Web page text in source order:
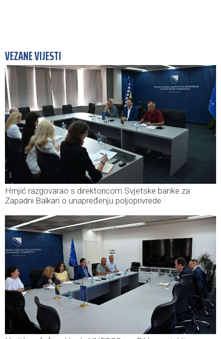
VEZANE VIJESTI
Hrnjić razgovarao s direktoricom Svjetske banke za
Zapadni Balkan o unapređenju poljoprivrede